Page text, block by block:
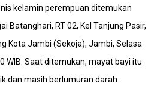
kelamin perempuan ditemukan
Batanghari, RT 02, Kel Tanjung Pasir,
Kota Jambi (Sekoja), Jambi, Selasa
WIB. Saat ditemukan, mayat bayi itu
dan masih berlumuran darah.